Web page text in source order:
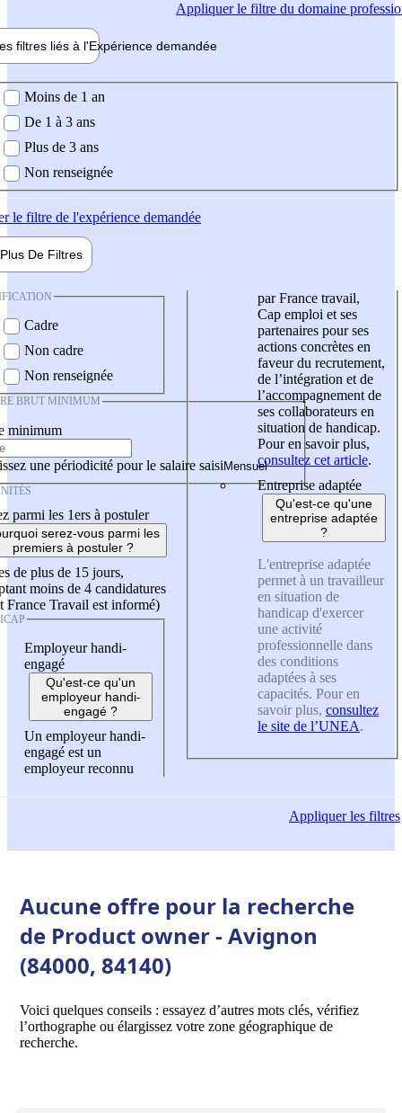
Appliquerle filtre du domaine
filtres liés à l'Expérience demandée
demandée
Moins de 1 an
De 1 à 3 ans
Plus de 3 ans
Non renseignée
le filtre de l'expérience demandée
Plus De Filtres
Cadre
Non cadre
Non renseignée
BRUT MINIMUM
minimum
une périodicité pour le salaire saisi
parmi les 1ers à postuler
serez-vous parmi les
premiers à postuler ?
de plus de 15 jours,
moins de 4 candidatures
France Travail est informé)
Employeur handi-
engagé
Qu'est-ce qu'un
employeur handi-
engagé ?
Un employeur handi-
engagé est un
employeur reconnu
par France travail,
Cap emploi et ses
partenaires pour ses
actions concrètes en
faveur du recrutement,
de l’intégration et de
l’accompagnement de
ses collaborateurs en
situation de handicap.
Pour en savoir plus,
consultez cet article.
Entreprise adaptée
Qu'est-ce qu'une
entreprise adaptée
?
L'entreprise adaptée
permet à un travailleur
en situation de
handicap d'exercer
une activité
professionnelle dans
des conditions
adaptées à ses
capacités. Pour en
savoir plus, consultez
le site de l’UNEA.
Appliquerles filtres
Aucune offre pour la recherche
de Product owner - Avignon
(84000, 84140)
Voici quelques conseils : essayez d’autres mots clés, vérifiez
l’orthographe ou élargissez votre zone géographique de
recherche.